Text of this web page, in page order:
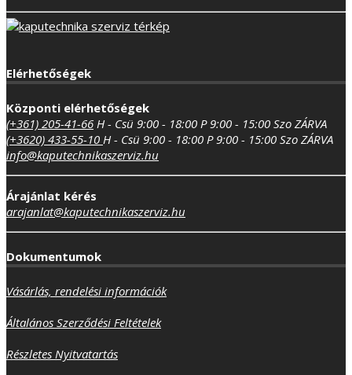
Elérhetőségek
Központi elérhetőségek
(+361) 205-41-66 H - Csü 9:00 - 18:00 P 9:00 - 15:00 Szo ZÁRVA
(+3620) 433-55-10 H - Csü 9:00 - 18:00 P 9:00 - 15:00 Szo ZÁRVA
info@kaputechnikaszerviz.hu
Árajánlat kérés
arajanlat@kaputechnikaszerviz.hu
Dokumentumok
Vásárlás, rendelési információk
Általános Szerződési Feltételek
Részletes Nyitvatartás